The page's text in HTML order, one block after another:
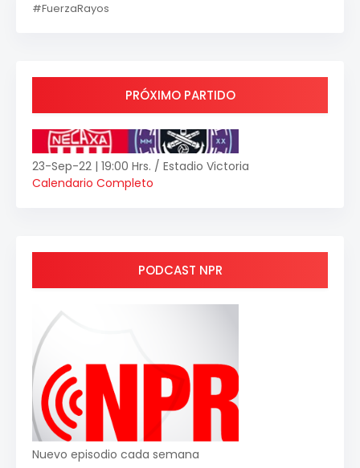
#FuerzaRayos
PRÓXIMO PARTIDO
23-Sep-22 | 19:00 Hrs. / Estadio Victoria
Calendario Completo
PODCAST NPR
Nuevo episodio cada semana